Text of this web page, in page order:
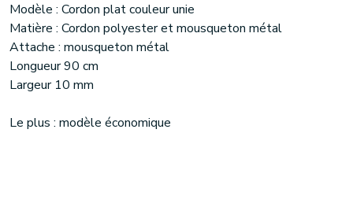
Modèle : Cordon plat couleur unie
Matière : Cordon polyester et mousqueton métal
Attache : mousqueton métal
Longueur 90 cm
Largeur 10 mm
Le plus : modèle économique